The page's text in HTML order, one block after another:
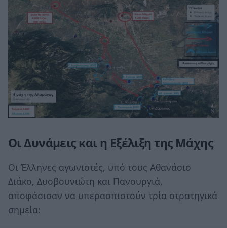
Οι Δυνάμεις και η Εξέλιξη της Μάχης
Οι Έλληνες αγωνιστές, υπό τους Αθανάσιο
Διάκο, Δυοβουνιώτη και Πανουργιά,
αποφάσισαν να υπερασπιστούν τρία στρατηγικά
σημεία: